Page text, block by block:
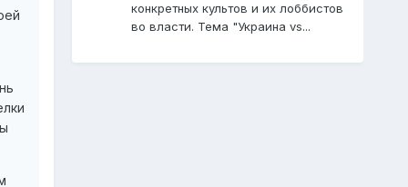
конкретных культов и их лоббистов
во власти. Тема "Украина vs...